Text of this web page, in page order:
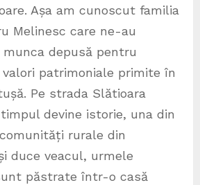
Așa am cunoscut familia
Melinesc care ne-au
depusă pentru
patrimoniale primite în
Pe strada Slătioara
devine istorie, una din
rurale din
duce veacul, urmele
păstrate într-o casă